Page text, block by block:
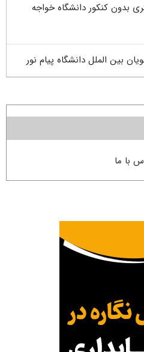
بدون کنکور دانشگاه خواجه
بین الملل دانشگاه پیام نور
با ما